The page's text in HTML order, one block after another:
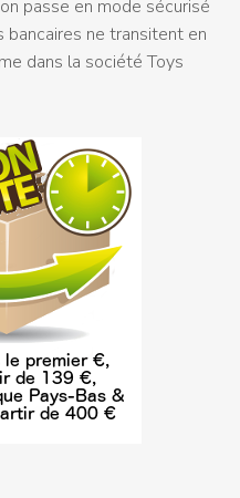
passe en mode sécurisé
ne transitent en
dans la société Toys